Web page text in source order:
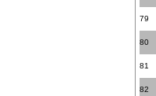
79
80
81
82